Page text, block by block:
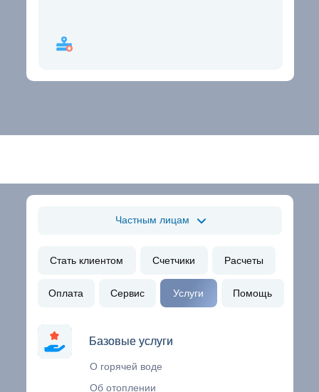
Об отоплении
О горячей воде
Базовые услуги
Базовые услуги
Услуги
Сервис
Оплата Помощь
Расчеты
Счетчики
Стать клиентом
Частным лицам